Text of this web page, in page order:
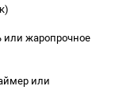
или жаропрочное
или